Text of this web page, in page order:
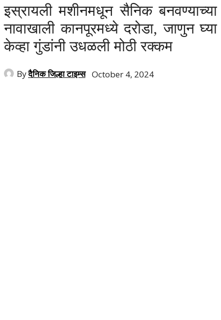
इस्रायली मशीनमधून सैनिक बनवण्याच्या
नावाखाली कानपूरमध्ये दरोडा, जाणुन घ्या
केव्हा गुंडांनी उधळली मोठी रक्कम
Byदैनिक जिल्हा टाइम्स October 4, 2024